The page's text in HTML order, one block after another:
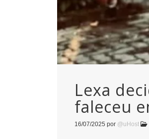
Lexa
faleceu
16/07/2025 por @uHost